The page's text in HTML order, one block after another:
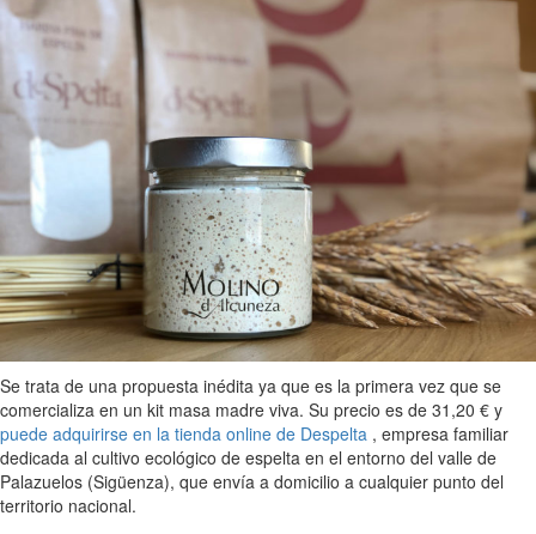
Se trata de una propuesta inédita ya que es la primera vez que se
comercializa en un kit masa madre viva. Su precio es de 31,20 € y
puede adquirirse en la tienda online de Despelta , empresa familiar
dedicada al cultivo ecológico de espelta en el entorno del valle de
Palazuelos (Sigüenza), que envía a domicilio a cualquier punto del
territorio nacional.